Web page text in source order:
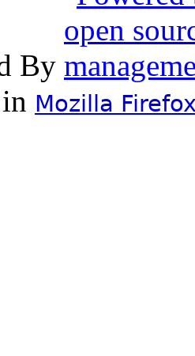
By
Mozilla